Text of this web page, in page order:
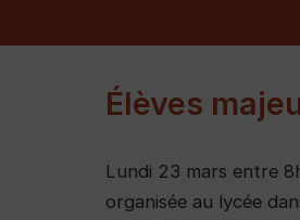
Élèves
Lundi 23 mars entre
organisée au lycée